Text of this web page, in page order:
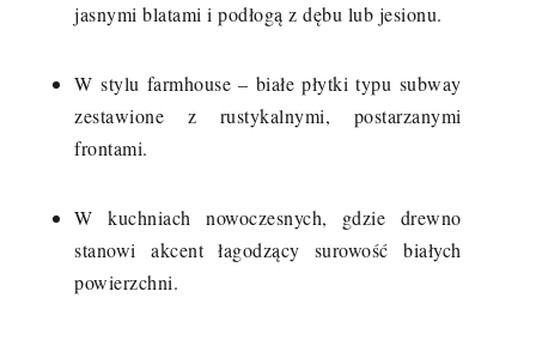
jasnymi blatami i podłogą z dębu lub jesionu.
W stylu farmhouse – białe płytki typu subway
zestawione z rustykalnymi, postarzanymi
frontami.
W kuchniach nowoczesnych, gdzie drewno
stanowi akcent łagodzący surowość białych
powierzchni.